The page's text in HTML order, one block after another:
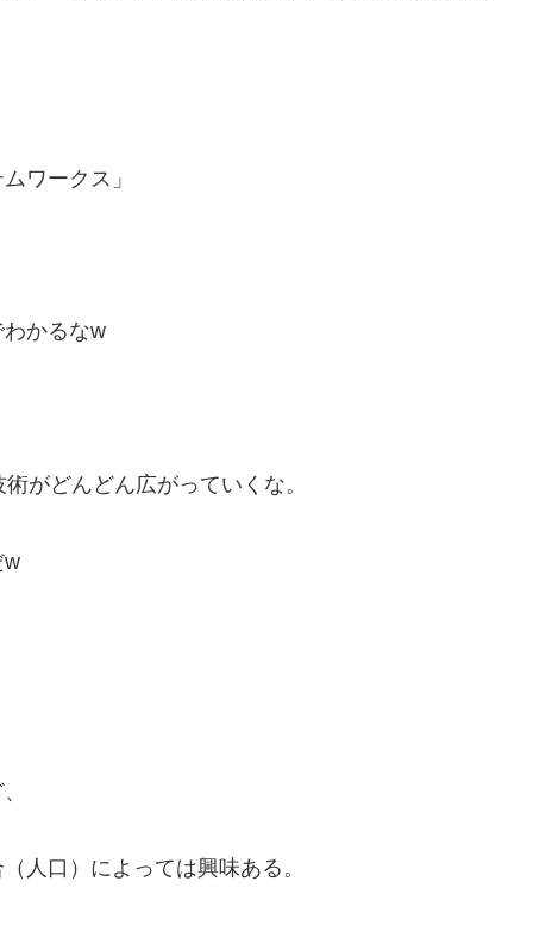
ワークス」
かるなw
がどんどん広がっていくな。
w
人口）によっては興味ある。